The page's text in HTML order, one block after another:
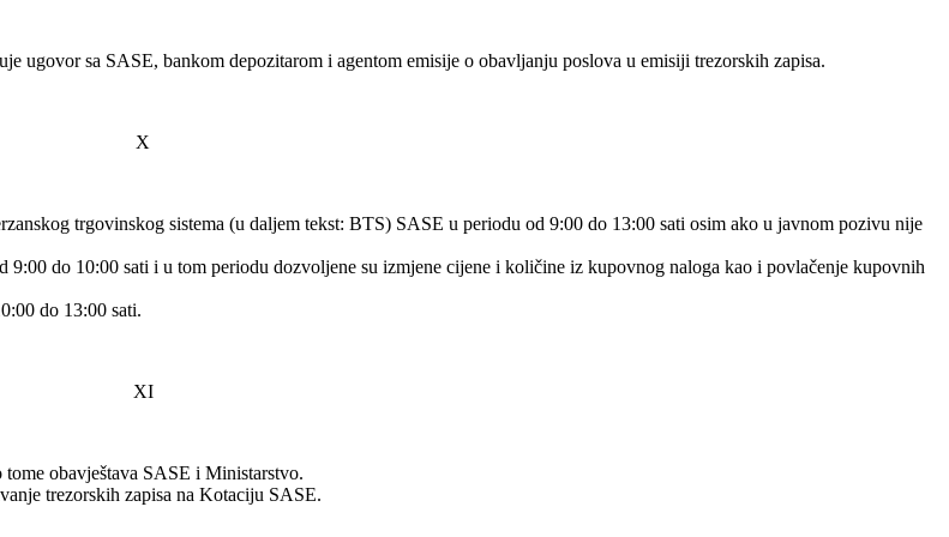
ugovor sa SASE, bankom depozitarom i agentom emisije o obavljanju poslova u emisiji trezorskih zapisa.
X
trgovinskog sistema (u daljem tekst: BTS) SASE u periodu od 9:00 do 13:00 sati osim ako u javnom pozivu nije
do 10:00 sati i u tom periodu dozvoljene su izmjene cijene i količine iz kupovnog naloga kao i povlačenje kupovnih
do 13:00 sati.
XI
obavještava SASE i Ministarstvo.
trezorskih zapisa na Kotaciju SASE.